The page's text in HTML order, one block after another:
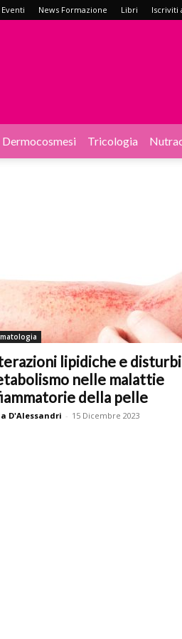
Eventi News Formazione Libri Iscriviti
Dermocosmesi Tricologia
lipidiche e
nelle malattie
della pelle
D'Alessandri - 15 Dicembre 2023